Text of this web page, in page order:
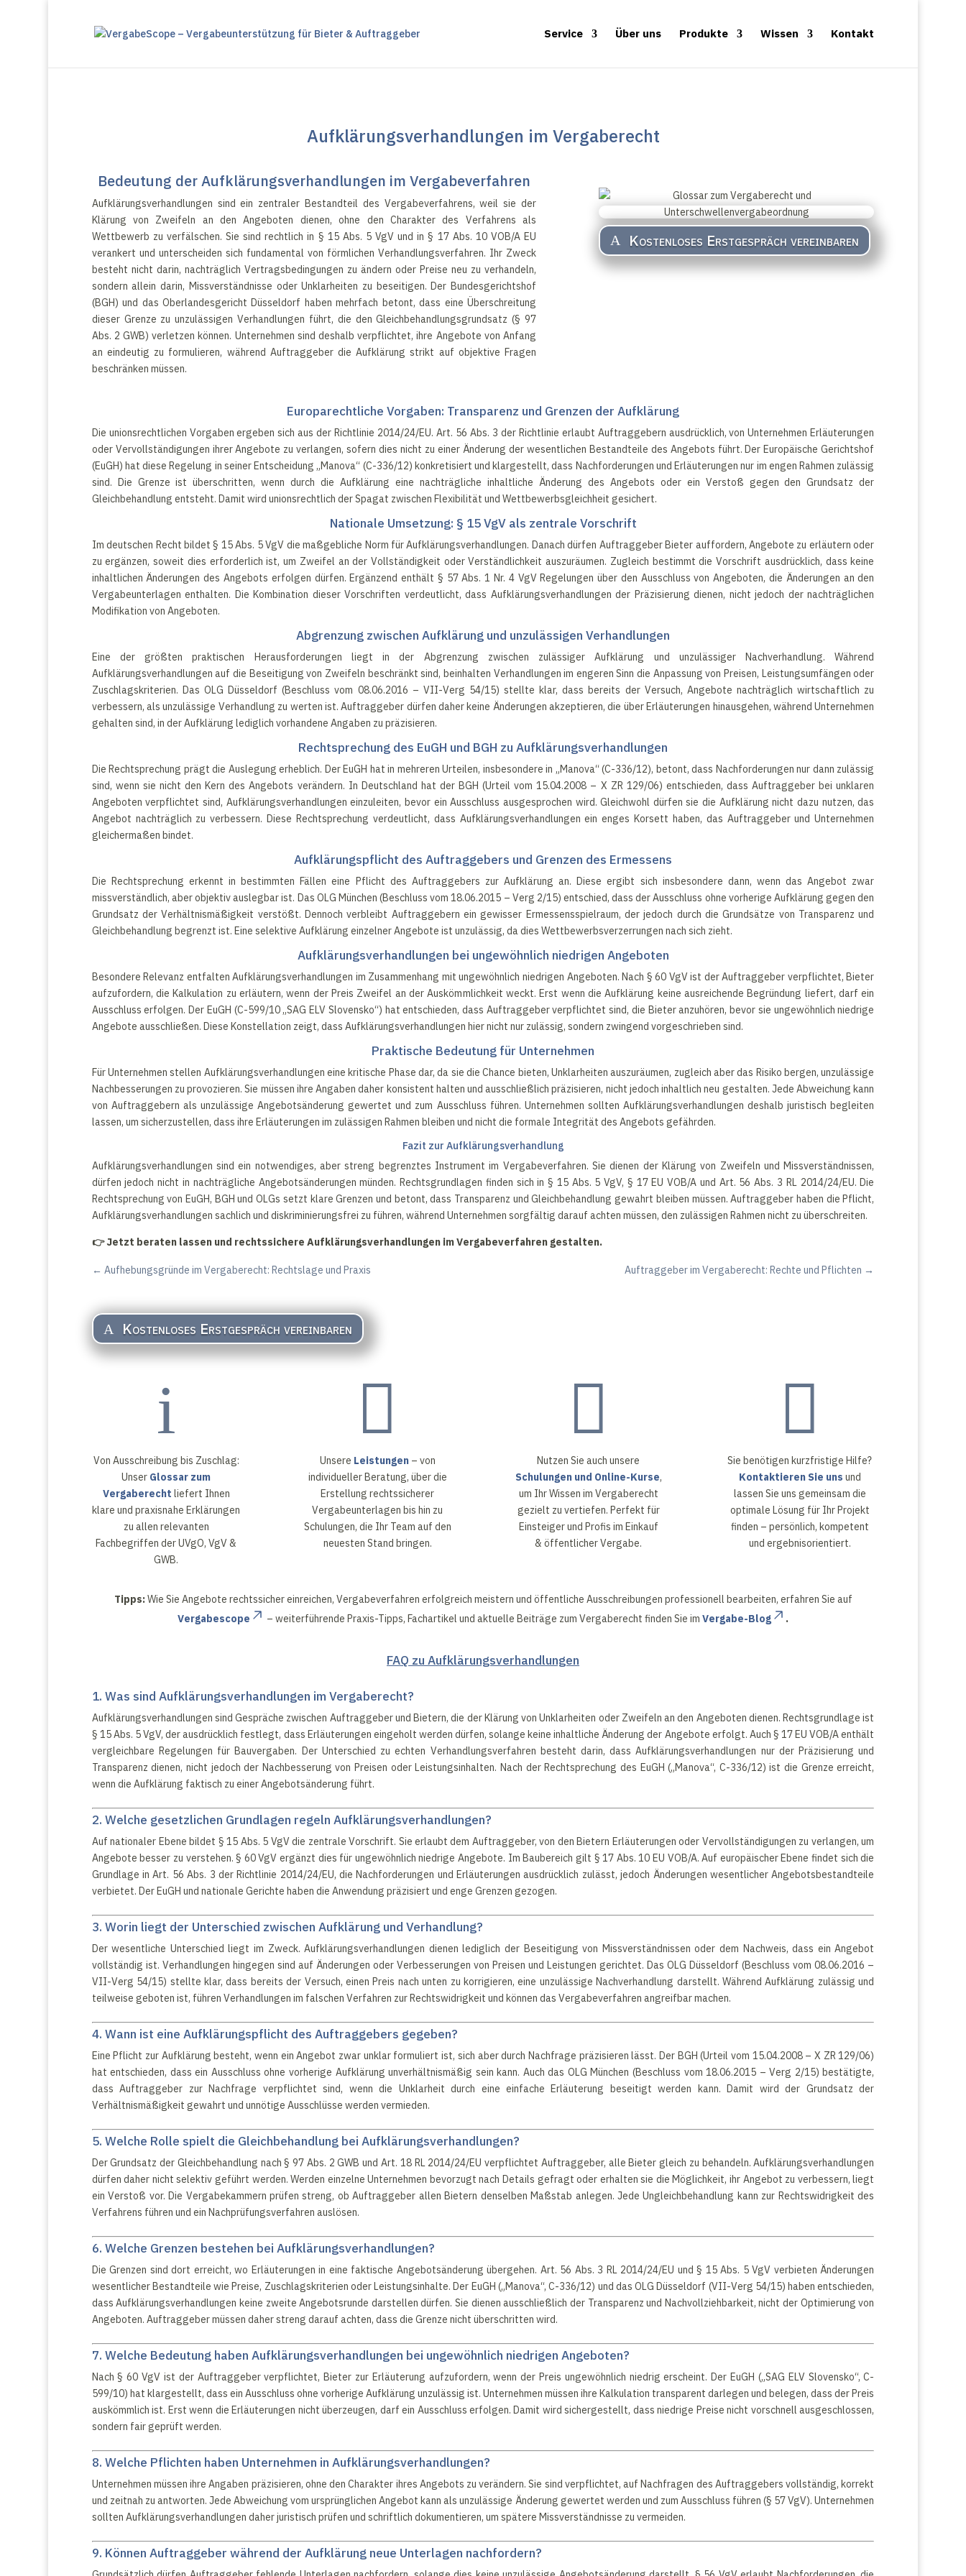
Service Über uns Produkte Wissen Kontakt
Aufklärungsverhandlungen im Vergaberecht
Bedeutung der Aufklärungsverhandlungen im Vergabeverfahren
Aufklärungsverhandlungen sind ein zentraler Bestandteil des Vergabeverfahrens, weil sie der
Klärung von Zweifeln an den Angeboten dienen, ohne den Charakter des Verfahrens als
Wettbewerb zu verfälschen. Sie sind rechtlich in § 15 Abs. 5 VgV und in § 17 Abs. 10 VOB/A EU
verankert und unterscheiden sich fundamental von förmlichen Verhandlungsverfahren. Ihr Zweck
besteht nicht darin, nachträglich Vertragsbedingungen zu ändern oder Preise neu zu verhandeln,
sondern allein darin, Missverständnisse oder Unklarheiten zu beseitigen. Der Bundesgerichtshof
(BGH) und das Oberlandesgericht Düsseldorf haben mehrfach betont, dass eine Überschreitung
dieser Grenze zu unzulässigen Verhandlungen führt, die den Gleichbehandlungsgrundsatz (§ 97
Abs. 2 GWB) verletzen können. Unternehmen sind deshalb verpflichtet, ihre Angebote von Anfang
an eindeutig zu formulieren, während Auftraggeber die Aufklärung strikt auf objektive Fragen
beschränken müssen.
Kostenloses Erstgespräch vereinbaren
Europarechtliche Vorgaben: Transparenz und Grenzen der Aufklärung
Die unionsrechtlichen Vorgaben ergeben sich aus der Richtlinie 2014/24/EU. Art. 56 Abs. 3 der Richtlinie erlaubt Auftraggebern ausdrücklich, von Unternehmen Erläuterungen
oder Vervollständigungen ihrer Angebote zu verlangen, sofern dies nicht zu einer Änderung der wesentlichen Bestandteile des Angebots führt. Der Europäische Gerichtshof
(EuGH) hat diese Regelung in seiner Entscheidung „Manova“ (C-336/12) konkretisiert und klargestellt, dass Nachforderungen und Erläuterungen nur im engen Rahmen zulässig
sind. Die Grenze ist überschritten, wenn durch die Aufklärung eine nachträgliche inhaltliche Änderung des Angebots oder ein Verstoß gegen den Grundsatz der
Gleichbehandlung entsteht. Damit wird unionsrechtlich der Spagat zwischen Flexibilität und Wettbewerbsgleichheit gesichert.
Nationale Umsetzung: § 15 VgV als zentrale Vorschrift
Im deutschen Recht bildet § 15 Abs. 5 VgV die maßgebliche Norm für Aufklärungsverhandlungen. Danach dürfen Auftraggeber Bieter auffordern, Angebote zu erläutern oder
zu ergänzen, soweit dies erforderlich ist, um Zweifel an der Vollständigkeit oder Verständlichkeit auszuräumen. Zugleich bestimmt die Vorschrift ausdrücklich, dass keine
inhaltlichen Änderungen des Angebots erfolgen dürfen. Ergänzend enthält § 57 Abs. 1 Nr. 4 VgV Regelungen über den Ausschluss von Angeboten, die Änderungen an den
Vergabeunterlagen enthalten. Die Kombination dieser Vorschriften verdeutlicht, dass Aufklärungsverhandlungen der Präzisierung dienen, nicht jedoch der nachträglichen
Modifikation von Angeboten.
Abgrenzung zwischen Aufklärung und unzulässigen Verhandlungen
Eine der größten praktischen Herausforderungen liegt in der Abgrenzung zwischen zulässiger Aufklärung und unzulässiger Nachverhandlung. Während
Aufklärungsverhandlungen auf die Beseitigung von Zweifeln beschränkt sind, beinhalten Verhandlungen im engeren Sinn die Anpassung von Preisen, Leistungsumfängen oder
Zuschlagskriterien. Das OLG Düsseldorf (Beschluss vom 08.06.2016 – VII-Verg 54/15) stellte klar, dass bereits der Versuch, Angebote nachträglich wirtschaftlich zu
verbessern, als unzulässige Verhandlung zu werten ist. Auftraggeber dürfen daher keine Änderungen akzeptieren, die über Erläuterungen hinausgehen, während Unternehmen
gehalten sind, in der Aufklärung lediglich vorhandene Angaben zu präzisieren.
Rechtsprechung des EuGH und BGH zu Aufklärungsverhandlungen
Die Rechtsprechung prägt die Auslegung erheblich. Der EuGH hat in mehreren Urteilen, insbesondere in „Manova“ (C-336/12), betont, dass Nachforderungen nur dann zulässig
sind, wenn sie nicht den Kern des Angebots verändern. In Deutschland hat der BGH (Urteil vom 15.04.2008 – X ZR 129/06) entschieden, dass Auftraggeber bei unklaren
Angeboten verpflichtet sind, Aufklärungsverhandlungen einzuleiten, bevor ein Ausschluss ausgesprochen wird. Gleichwohl dürfen sie die Aufklärung nicht dazu nutzen, das
Angebot nachträglich zu verbessern. Diese Rechtsprechung verdeutlicht, dass Aufklärungsverhandlungen ein enges Korsett haben, das Auftraggeber und Unternehmen
gleichermaßen bindet.
Aufklärungspflicht des Auftraggebers und Grenzen des Ermessens
Die Rechtsprechung erkennt in bestimmten Fällen eine Pflicht des Auftraggebers zur Aufklärung an. Diese ergibt sich insbesondere dann, wenn das Angebot zwar
missverständlich, aber objektiv auslegbar ist. Das OLG München (Beschluss vom 18.06.2015 – Verg 2/15) entschied, dass der Ausschluss ohne vorherige Aufklärung gegen den
Grundsatz der Verhältnismäßigkeit verstößt. Dennoch verbleibt Auftraggebern ein gewisser Ermessensspielraum, der jedoch durch die Grundsätze von Transparenz und
Gleichbehandlung begrenzt ist. Eine selektive Aufklärung einzelner Angebote ist unzulässig, da dies Wettbewerbsverzerrungen nach sich zieht.
Aufklärungsverhandlungen bei ungewöhnlich niedrigen Angeboten
Besondere Relevanz entfalten Aufklärungsverhandlungen im Zusammenhang mit ungewöhnlich niedrigen Angeboten. Nach § 60 VgV ist der Auftraggeber verpflichtet, Bieter
aufzufordern, die Kalkulation zu erläutern, wenn der Preis Zweifel an der Auskömmlichkeit weckt. Erst wenn die Aufklärung keine ausreichende Begründung liefert, darf ein
Ausschluss erfolgen. Der EuGH (C-599/10 „SAG ELV Slovensko“) hat entschieden, dass Auftraggeber verpflichtet sind, die Bieter anzuhören, bevor sie ungewöhnlich niedrige
Angebote ausschließen. Diese Konstellation zeigt, dass Aufklärungsverhandlungen hier nicht nur zulässig, sondern zwingend vorgeschrieben sind.
Praktische Bedeutung für Unternehmen
Für Unternehmen stellen Aufklärungsverhandlungen eine kritische Phase dar, da sie die Chance bieten, Unklarheiten auszuräumen, zugleich aber das Risiko bergen, unzulässige
Nachbesserungen zu provozieren. Sie müssen ihre Angaben daher konsistent halten und ausschließlich präzisieren, nicht jedoch inhaltlich neu gestalten. Jede Abweichung kann
von Auftraggebern als unzulässige Angebotsänderung gewertet und zum Ausschluss führen. Unternehmen sollten Aufklärungsverhandlungen deshalb juristisch begleiten
lassen, um sicherzustellen, dass ihre Erläuterungen im zulässigen Rahmen bleiben und nicht die formale Integrität des Angebots gefährden.
Fazit zur Aufklärungsverhandlung
Aufklärungsverhandlungen sind ein notwendiges, aber streng begrenztes Instrument im Vergabeverfahren. Sie dienen der Klärung von Zweifeln und Missverständnissen,
dürfen jedoch nicht in nachträgliche Angebotsänderungen münden. Rechtsgrundlagen finden sich in § 15 Abs. 5 VgV, § 17 EU VOB/A und Art. 56 Abs. 3 RL 2014/24/EU. Die
Rechtsprechung von EuGH, BGH und OLGs setzt klare Grenzen und betont, dass Transparenz und Gleichbehandlung gewahrt bleiben müssen. Auftraggeber haben die Pflicht,
Aufklärungsverhandlungen sachlich und diskriminierungsfrei zu führen, während Unternehmen sorgfältig darauf achten müssen, den zulässigen Rahmen nicht zu überschreiten.
👉Jetzt beraten lassen und rechtssichere Aufklärungsverhandlungen im Vergabeverfahren gestalten.
← Aufhebungsgründe im Vergaberecht: Rechtslage und Praxis Auftraggeber im Vergaberecht: Rechte und Pflichten →
Kostenloses Erstgespräch vereinbaren
i
Von Ausschreibung bis Zuschlag:
Unser Glossar zum
Vergaberecht liefert Ihnen
klare und praxisnahe Erklärungen
zu allen relevanten
Fachbegriffen der UVgO, VgV &
GWB.

Unsere Leistungen– von
individueller Beratung, über die
Erstellung rechtssicherer
Vergabeunterlagen bis hin zu
Schulungen, die Ihr Team auf den
neuesten Stand bringen.

Nutzen Sie auch unsere
Schulungen und Online-Kurse,
um Ihr Wissen im Vergaberecht
gezielt zu vertiefen. Perfekt für
Einsteiger und Profis im Einkauf
& öffentlicher Vergabe.

Sie benötigen kurzfristige Hilfe?
Kontaktieren Sie uns und
lassen Sie uns gemeinsam die
optimale Lösung für Ihr Projekt
finden – persönlich, kompetent
und ergebnisorientiert.
Tipps:Wie Sie Angebote rechtssicher einreichen, Vergabeverfahren erfolgreich meistern und öffentliche Ausschreibungen professionell bearbeiten, erfahren Sie auf
Vergabescope
– weiterführende Praxis-Tipps, Fachartikel und aktuelle Beiträge zum Vergaberecht finden Sie im Vergabe-Blog .
FAQ zu Aufklärungsverhandlungen
1. Was sind Aufklärungsverhandlungen im Vergaberecht?
Aufklärungsverhandlungen sind Gespräche zwischen Auftraggeber und Bietern, die der Klärung von Unklarheiten oder Zweifeln an den Angeboten dienen. Rechtsgrundlage ist
§ 15 Abs. 5 VgV, der ausdrücklich festlegt, dass Erläuterungen eingeholt werden dürfen, solange keine inhaltliche Änderung der Angebote erfolgt. Auch § 17 EU VOB/A enthält
vergleichbare Regelungen für Bauvergaben. Der Unterschied zu echten Verhandlungsverfahren besteht darin, dass Aufklärungsverhandlungen nur der Präzisierung und
Transparenz dienen, nicht jedoch der Nachbesserung von Preisen oder Leistungsinhalten. Nach der Rechtsprechung des EuGH („Manova“, C-336/12) ist die Grenze erreicht,
wenn die Aufklärung faktisch zu einer Angebotsänderung führt.
2. Welche gesetzlichen Grundlagen regeln Aufklärungsverhandlungen?
Auf nationaler Ebene bildet § 15 Abs. 5 VgV die zentrale Vorschrift. Sie erlaubt dem Auftraggeber, von den Bietern Erläuterungen oder Vervollständigungen zu verlangen, um
Angebote besser zu verstehen. § 60 VgV ergänzt dies für ungewöhnlich niedrige Angebote. Im Baubereich gilt § 17 Abs. 10 EU VOB/A. Auf europäischer Ebene findet sich die
Grundlage in Art. 56 Abs. 3 der Richtlinie 2014/24/EU, die Nachforderungen und Erläuterungen ausdrücklich zulässt, jedoch Änderungen wesentlicher Angebotsbestandteile
verbietet. Der EuGH und nationale Gerichte haben die Anwendung präzisiert und enge Grenzen gezogen.
3. Worin liegt der Unterschied zwischen Aufklärung und Verhandlung?
Der wesentliche Unterschied liegt im Zweck. Aufklärungsverhandlungen dienen lediglich der Beseitigung von Missverständnissen oder dem Nachweis, dass ein Angebot
vollständig ist. Verhandlungen hingegen sind auf Änderungen oder Verbesserungen von Preisen und Leistungen gerichtet. Das OLG Düsseldorf (Beschluss vom 08.06.2016 –
VII-Verg 54/15) stellte klar, dass bereits der Versuch, einen Preis nach unten zu korrigieren, eine unzulässige Nachverhandlung darstellt. Während Aufklärung zulässig und
teilweise geboten ist, führen Verhandlungen im falschen Verfahren zur Rechtswidrigkeit und können das Vergabeverfahren angreifbar machen.
4. Wann ist eine Aufklärungspflicht des Auftraggebers gegeben?
Eine Pflicht zur Aufklärung besteht, wenn ein Angebot zwar unklar formuliert ist, sich aber durch Nachfrage präzisieren lässt. Der BGH (Urteil vom 15.04.2008 – X ZR 129/06)
hat entschieden, dass ein Ausschluss ohne vorherige Aufklärung unverhältnismäßig sein kann. Auch das OLG München (Beschluss vom 18.06.2015 – Verg 2/15) bestätigte,
dass Auftraggeber zur Nachfrage verpflichtet sind, wenn die Unklarheit durch eine einfache Erläuterung beseitigt werden kann. Damit wird der Grundsatz der
Verhältnismäßigkeit gewahrt und unnötige Ausschlüsse werden vermieden.
5. Welche Rolle spielt die Gleichbehandlung bei Aufklärungsverhandlungen?
Der Grundsatz der Gleichbehandlung nach § 97 Abs. 2 GWB und Art. 18 RL 2014/24/EU verpflichtet Auftraggeber, alle Bieter gleich zu behandeln. Aufklärungsverhandlungen
dürfen daher nicht selektiv geführt werden. Werden einzelne Unternehmen bevorzugt nach Details gefragt oder erhalten sie die Möglichkeit, ihr Angebot zu verbessern, liegt
ein Verstoß vor. Die Vergabekammern prüfen streng, ob Auftraggeber allen Bietern denselben Maßstab anlegen. Jede Ungleichbehandlung kann zur Rechtswidrigkeit des
Verfahrens führen und ein Nachprüfungsverfahren auslösen.
6. Welche Grenzen bestehen bei Aufklärungsverhandlungen?
Die Grenzen sind dort erreicht, wo Erläuterungen in eine faktische Angebotsänderung übergehen. Art. 56 Abs. 3 RL 2014/24/EU und § 15 Abs. 5 VgV verbieten Änderungen
wesentlicher Bestandteile wie Preise, Zuschlagskriterien oder Leistungsinhalte. Der EuGH („Manova“, C-336/12) und das OLG Düsseldorf (VII-Verg 54/15) haben entschieden,
dass Aufklärungsverhandlungen keine zweite Angebotsrunde darstellen dürfen. Sie dienen ausschließlich der Transparenz und Nachvollziehbarkeit, nicht der Optimierung von
Angeboten. Auftraggeber müssen daher streng darauf achten, dass die Grenze nicht überschritten wird.
7. Welche Bedeutung haben Aufklärungsverhandlungen bei ungewöhnlich niedrigen Angeboten?
Nach § 60 VgV ist der Auftraggeber verpflichtet, Bieter zur Erläuterung aufzufordern, wenn der Preis ungewöhnlich niedrig erscheint. Der EuGH („SAG ELV Slovensko“, C-
599/10) hat klargestellt, dass ein Ausschluss ohne vorherige Aufklärung unzulässig ist. Unternehmen müssen ihre Kalkulation transparent darlegen und belegen, dass der Preis
auskömmlich ist. Erst wenn die Erläuterungen nicht überzeugen, darf ein Ausschluss erfolgen. Damit wird sichergestellt, dass niedrige Preise nicht vorschnell ausgeschlossen,
sondern fair geprüft werden.
8. Welche Pflichten haben Unternehmen in Aufklärungsverhandlungen?
Unternehmen müssen ihre Angaben präzisieren, ohne den Charakter ihres Angebots zu verändern. Sie sind verpflichtet, auf Nachfragen des Auftraggebers vollständig, korrekt
und zeitnah zu antworten. Jede Abweichung vom ursprünglichen Angebot kann als unzulässige Änderung gewertet werden und zum Ausschluss führen (§ 57 VgV). Unternehmen
sollten Aufklärungsverhandlungen daher juristisch prüfen und schriftlich dokumentieren, um spätere Missverständnisse zu vermeiden.
9. Können Auftraggeber während der Aufklärung neue Unterlagen nachfordern?